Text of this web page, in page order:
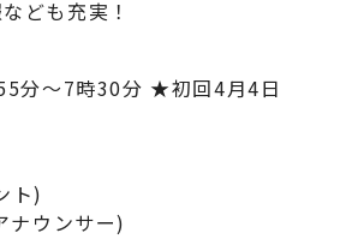
ども充実！
分～7時30分 ★初回4月4日
ト)
ナウンサー)